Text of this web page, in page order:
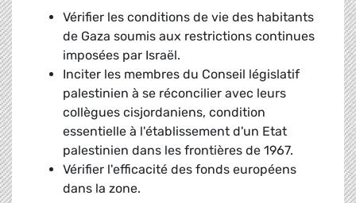
Vérifier les conditions de vie des habitants
de Gaza soumis aux restrictions continues
imposées par Israël.
Inciter les membres du Conseil législatif
palestinien à se réconcilier avec leurs
collègues cisjordaniens, condition
essentielle à l'établissement d'un Etat
palestinien dans les frontières de 1967.
Vérifier l'efficacité des fonds européens
dans la zone.